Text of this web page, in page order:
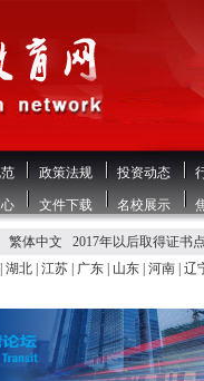
政策法规 投资动态
文件下载 名校展示
繁体中文
2017年以后取得证书
湖北 江苏 广东 山东 河南 辽